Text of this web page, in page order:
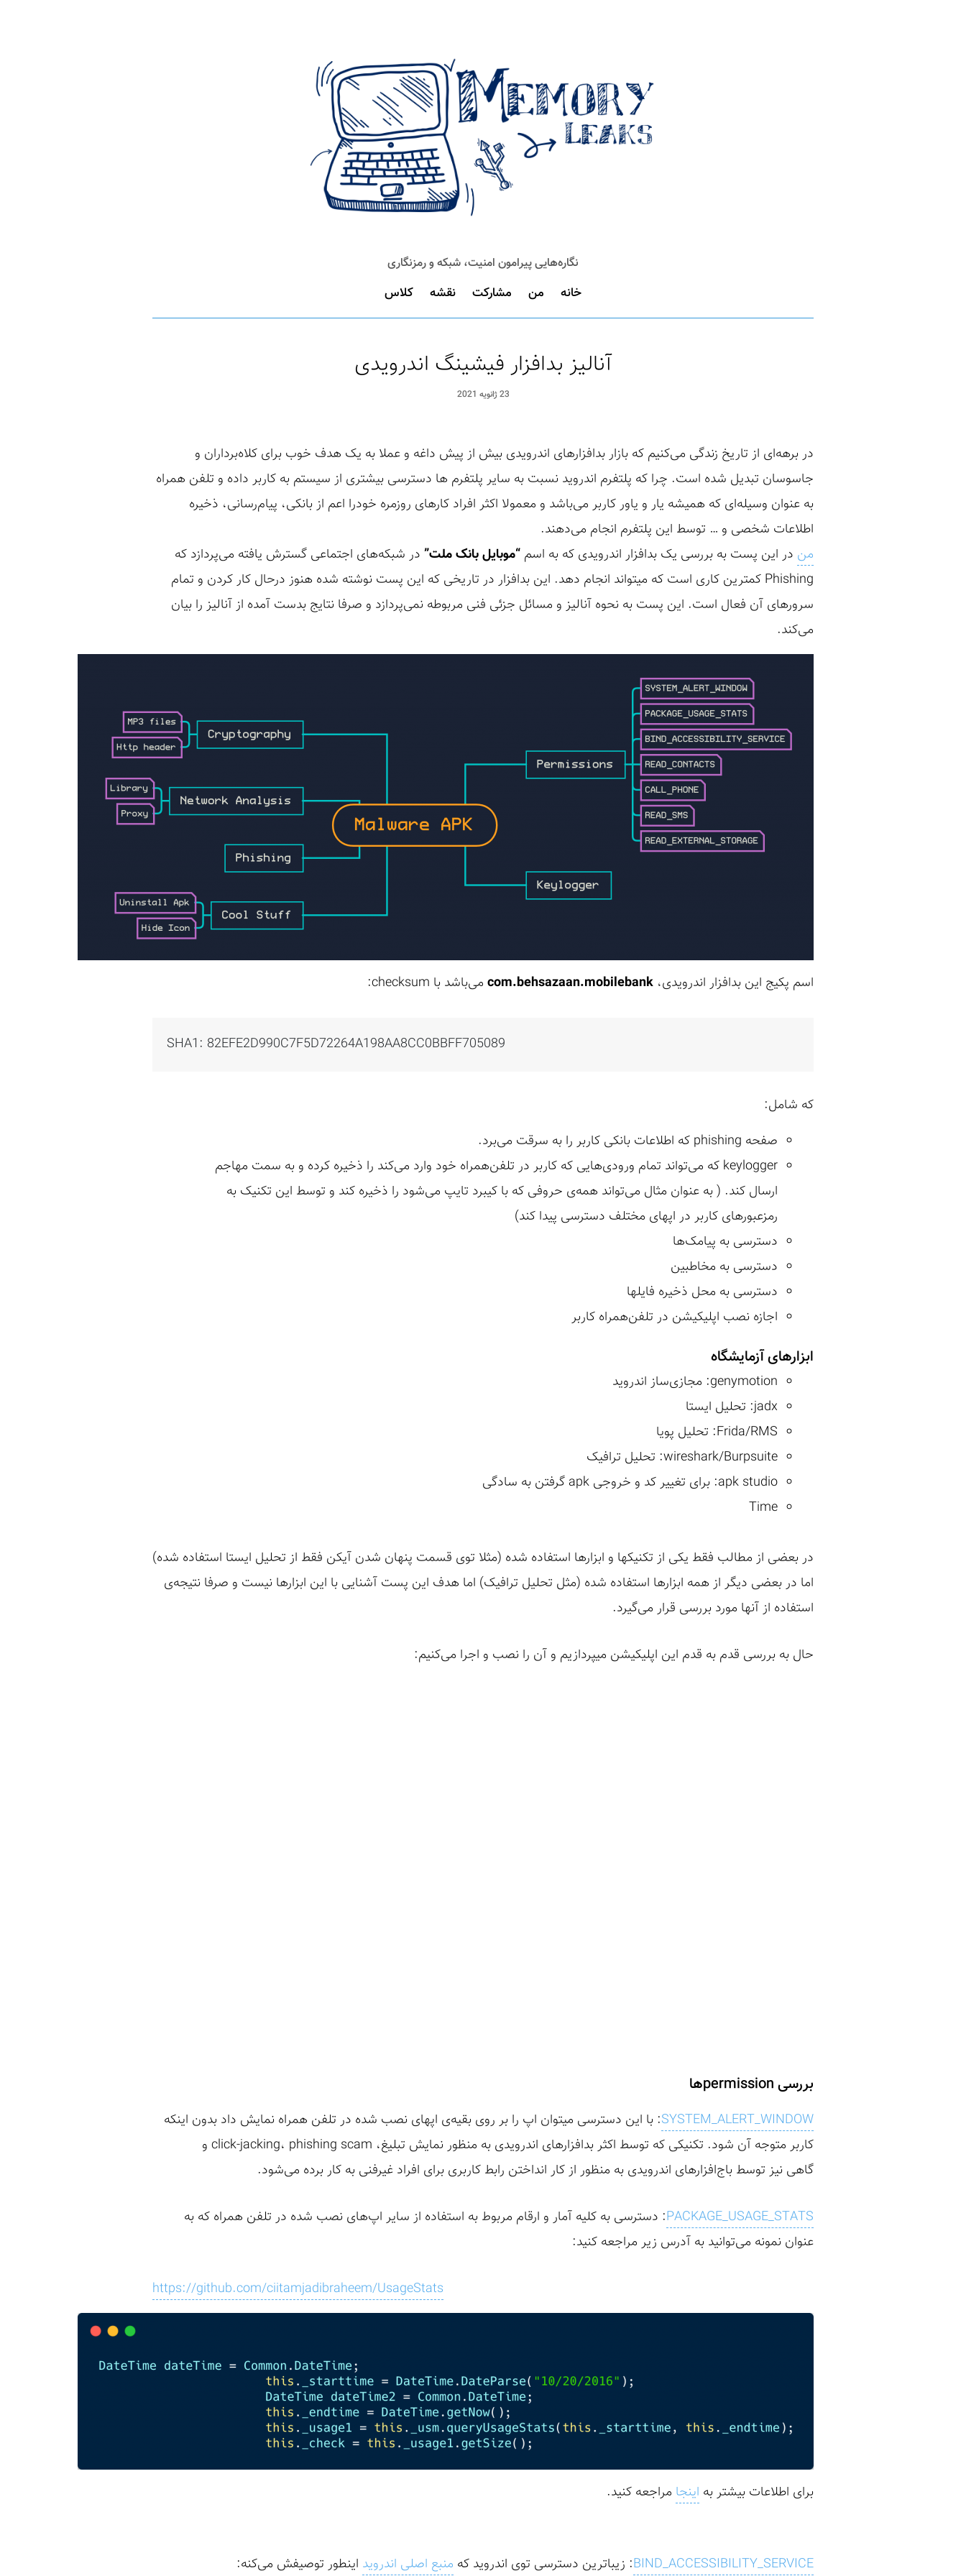
نگاره‌هایی پیرامون امنیت، شبکه و رمزنگاری
خانه من مشارکت نقشه کلاس
آنالیز بدافزار فیشینگ اندرویدی
23 ژانویه 2021
در برهه‌ای از تاریخ زندگی می‌کنیم که بازار بدافزار‌های اندرویدی بیش از پیش داغه و عملا به یک هدف خوب برای کلاه‌برداران و
جاسوسان تبدیل شده است. چرا که پلتفرم اندروید نسبت به سایر پلتفرم ها دسترسی بیشتری از سیستم به کاربر ‌داده و تلفن همراه
به عنوان وسیله‌ای که همیشه یار و یاور کاربر می‌باشد و معمولا اکثر افراد کارهای روزمره خودرا اعم از بانکی، پیام‌رسانی، ذخیره
اطلاعات شخصی و … توسط این پلتفرم انجام می‌دهند.
من در این پست به بررسی یک بدافزار اندرویدی که به اسم “موبایل‌ بانک ملت” در شبکه‌های اجتماعی گسترش یافته می‌پردازد که
Phishing کمترین کاری است که میتواند انجام دهد. این بدافزار در تاریخی که این پست نوشته شده هنوز درحال کار کردن و تمام
سرورهای آن فعال است. این پست به نحوه آنالیز و مسائل جزئی فنی مربوطه نمی‌پردازد و صرفا نتایج بدست آمده از آنالیز را بیان
می‌کند.
اسم پکیج این بدافزار اندرویدی، com.behsazaan.mobilebank می‌باشد با checksum:
SHA1: 82EFE2D990C7F5D72264A198AA8CC0BBFF705089
که شامل:
صفحه phishing که اطلاعات بانکی کاربر را به سرقت می‌برد.
keylogger که می‌تواند تمام ورودی‌هایی که کاربر در تلفن‌همراه خود وارد می‌کند را ذخیره کرده و به سمت مهاجم
ارسال کند. ( به عنوان مثال می‌تواند همه‌ی حروفی که با کیبرد تایپ می‌شود را ذخیره کند و توسط این تکنیک به
رمزعبورهای کاربر در اپهای مختلف دسترسی پیدا کند)
دسترسی به پیامک‌ها
دسترسی به مخاطبین
دسترسی به محل ذخیره فایلها
اجازه نصب اپلیکیشن در تلفن‌همراه کاربر
ابزارهای آزمایشگاه
genymotion: مجازی‌ساز اندروید
jadx: تحلیل ایستا
Frida/RMS: تحلیل پویا
wireshark/Burpsuite: تحلیل ترافیک
apk studio: برای تغییر کد و خروجی apk گرفتن به سادگی
Time
در بعضی از مطالب فقط یکی از تکنیکها و ابزارها استفاده شده (مثلا توی قسمت پنهان شدن آیکن فقط از تحلیل ایستا استفاده شده)
اما در بعضی دیگر از همه ابزارها استفاده شده (مثل تحلیل ترافیک) اما هدف این پست آشنایی با این ابزارها نیست و صرفا نتیجه‌ی
استفاده از آنها مورد بررسی قرار می‌گیرد.
حال به بررسی قدم به قدم این اپلیکیشن میپردازیم و آن را نصب و اجرا می‌کنیم:
بررسی permissionها
SYSTEM_ALERT_WINDOW: با این دسترسی میتوان اپ را بر روی بقیه‌ی اپهای نصب شده در تلفن همراه نمایش داد بدون اینکه
کاربر متوجه آن شود. تکنیکی که توسط اکثر بدافزار‌های اندرویدی به منظور نمایش تبلیغ، click-jacking، phishing scam و
گاهی نیز توسط باج‌افزارهای اندرویدی به منظور از کار انداختن رابط کاربری برای افراد غیرفنی به کار برده می‌شود.
PACKAGE_USAGE_STATS: دسترسی به کلیه آمار و ارقام مربوط به استفاده از سایر اپ‌های نصب شده در تلفن همراه که به
عنوان نمونه می‌توانید به آدرس زیر مراجعه کنید:
https://github.com/ciitamjadibraheem/UsageStats
برای اطلاعات بیشتر به اینجا مراجعه کنید.
BIND_ACCESSIBILITY_SERVICE: زیباترین دسترسی توی اندروید که منبع اصلی اندروید اینطور توصیفش می‌کنه: